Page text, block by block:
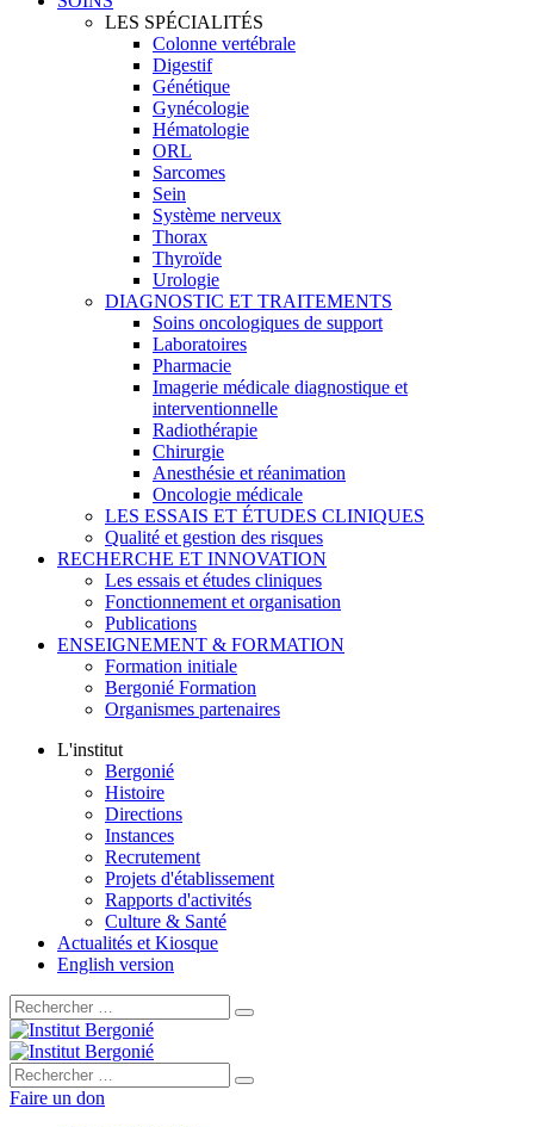
LES SPÉCIALITÉS
Colonne vertébrale
Digestif
Génétique
Gynécologie
Hématologie
ORL
Sarcomes
Sein
Système nerveux
Thorax
Thyroïde
Urologie
DIAGNOSTIC ET TRAITEMENTS
Soins oncologiques de support
Laboratoires
Pharmacie
Imagerie médicale diagnostique et
interventionnelle
Radiothérapie
Chirurgie
Anesthésie et réanimation
Oncologie médicale
LES ESSAIS ET ÉTUDES CLINIQUES
Qualité et gestion des risques
RECHERCHE ET INNOVATION
Les essais et études cliniques
Fonctionnement et organisation
Publications
ENSEIGNEMENT & FORMATION
Formation initiale
Bergonié Formation
Organismes partenaires
L'institut
Bergonié
Histoire
Directions
Instances
Recrutement
Projets d'établissement
Rapports d'activités
Culture & Santé
Actualités et Kiosque
English version
Rechercher :
Rechercher :
Faire un don